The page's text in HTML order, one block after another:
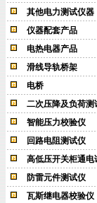
其他电力测试仪器
仪器配套产品
电热电器产品
滑线导轨桥架
电桥
二次压降及负荷测
智能压力校验仪
回路电阻测试仪
高低压开关柜通电
防雷元件测试仪
瓦斯继电器校验仪